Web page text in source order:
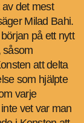
det mest
Milad Bahi.
på ett nytt
såsom
att delta
som hjälpte
varje
vet var man